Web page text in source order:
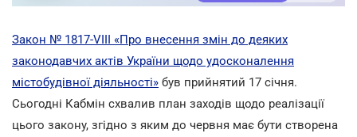
Закон № 1817-VIII «Про внесення змін до деяких
законодавчих актів України щодо удосконалення
містобудівної діяльності» був прийнятий 17 січня.
Сьогодні Кабмін схвалив план заходів щодо реалізації
цього закону, згідно з яким до червня має бути створена